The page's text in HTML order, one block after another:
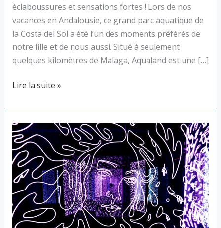
éclaboussures et sensations fortes ! Lors de nos
vacances en Andalousie, ce grand parc aquatique de
la Costa del Sol a été l’un des moments préférés de
notre fille et de nous aussi. Situé à seulement
quelques kilomètres de Malaga, Aqualand est une […]
Lire la suite »
IKONO
Barcelona
en
famille
:
notre
expérience
et